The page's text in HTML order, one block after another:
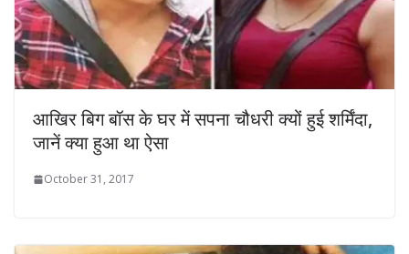
आखिर बिग बॉस के घर में सपना चौधरी क्यों हुई शर्मिंदा,
जानें क्‍या हुआ था ऐसा
October 31, 2017